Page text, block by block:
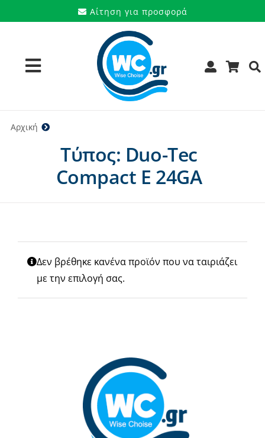
στο
Αίτηση για προσφορά
Toggle
Navigation
Προϊόντα
Ποιοι είμαστε
Επικοινωνία
Αρχική
Τύπος: Duo-Tec
Compact E 24GA
Δεν βρέθηκε κανένα προϊόν που να ταιριάζει
με την επιλογή σας.